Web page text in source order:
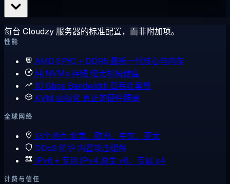
每台 Cloudzy 服务器的标准配置，而非附加项。
性能
AMD EPYC + DDR5 最新一代核心与内存
纯 NVMe 存储绝无机械硬盘
10 Gbps Bandwidth 高吞吐套餐
KVM 虚拟化 真正的硬件隔离
全球网络
13个地点 北美、欧洲、中东、亚太
DDoS 防护 内置攻击缓解
IPv6 + 专用 IPv4 原生 v6，专属 v4
计费与信任